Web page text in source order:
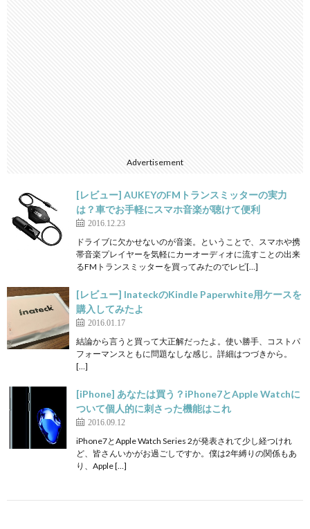
Advertisement
[レビュー] AUKEYのFMトランスミッターの実力
は？車でお手軽にスマホ音楽が聴けて便利
2016.12.23
ドライブに欠かせないのが音楽。ということで、スマホや携
帯音楽プレイヤーを気軽にカーオーディオに流すことの出来
るFMトランスミッターを買ってみたのでレビ[…]
[レビュー] InateckのKindle Paperwhite用ケースを
購入してみたよ
2016.01.17
結論から言うと買って大正解だったよ。使い勝手、コストパ
フォーマンスともに問題なしな感じ。詳細はつづきから。
[…]
[iPhone] あなたは買う？iPhone7とApple Watchに
ついて個人的に刺さった機能はこれ
2016.09.12
iPhone7とApple Watch Series 2が発表されて少し経つけれ
ど、皆さんいかがお過ごしですか。僕は2年縛りの関係もあ
り、Apple […]